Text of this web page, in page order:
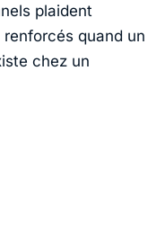
plaident
quand un
chez un